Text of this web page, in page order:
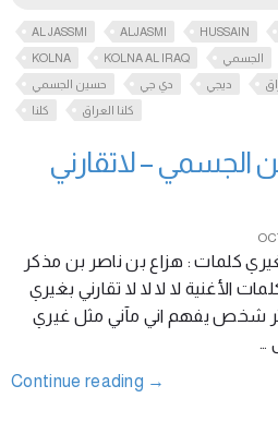
AL JASSMI ALJASMI HUSSAIN
KOLNA
KOLNA AL IRAQ الجسمي
حسين الجسمي
دي جي ديجي
كلنا
كلنا العراق
الجسمي – لاتقارني
كلمات : هزاع بن ناصر بن مذكر
الأغنية لا لا لا لا تقارني بغيري
شخص يفهم اني مآني مثل غيري
…
Continue reading →